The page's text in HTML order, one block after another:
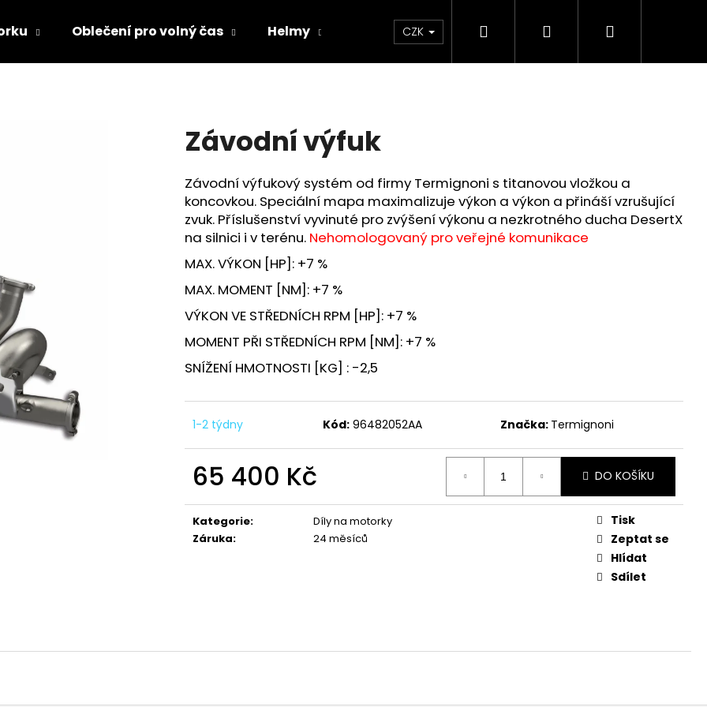
Oblečení pro volný čas Helmy Chrániče Díly Doplňky a předměty
CZK Hledat PřihlášeníNákupní
Závodní výfuk
Závodní výfukový systém od firmy Termignoni s titanovou vložkou a
koncovkou. Speciální mapa maximalizuje výkon a výkon a přináší vzrušující
zvuk. Příslušenství vyvinuté pro zvýšení výkonu a nezkrotného ducha DesertX
na silnici i v terénu. Nehomologovaný pro veřejné komunikace
MAX. VÝKON [HP]: +7 %
MAX. MOMENT [NM]: +7 %
VÝKON VE STŘEDNÍCH RPM [HP]: +7 %
MOMENT PŘI STŘEDNÍCH RPM [NM]: +7 %
SNÍŽENÍ HMOTNOSTI [KG] : -2,5
1-2 týdny Kód: 96482052AA Značka: Termignoni
65 400 Kč
cena:
DO KOŠÍKU
Kategorie:
Díly na motorky
Záruka: 24 měsíců
Tisk
Zeptat se
Hlídat
Sdílet
HLEDAT
DC SPEED BÍLO-ČERNÉ
044 Kč
TRIČKO DC SPEED ČERVENO-ČERNÉ
1 029 Kč